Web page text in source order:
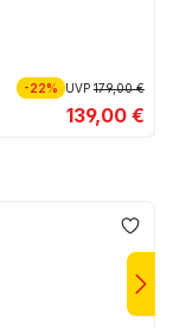
-22% UVP179,00 €
139,00 €